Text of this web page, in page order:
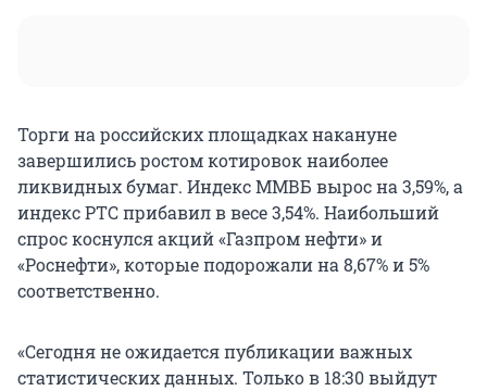
Торги на российских площадках накануне
завершились ростом котировок наиболее
ликвидных бумаг. Индекс ММВБ вырос на 3,59%, а
индекс РТС прибавил в весе 3,54%. Наибольший
спрос коснулся акций «Газпром нефти» и
«Роснефти», которые подорожали на 8,67% и 5%
соответственно.
«Сегодня не ожидается публикации важных
статистических данных. Только в 18:30 выйдут